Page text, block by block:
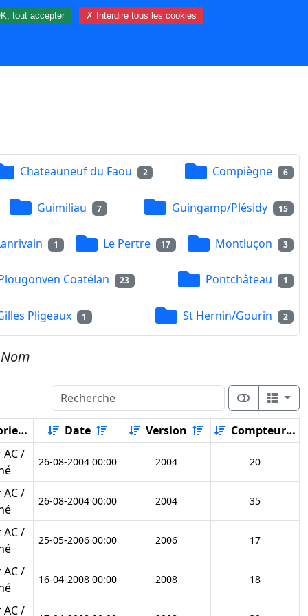
Chateauneuf du Faou 2 Compiègne 6
Guimiliau 7 Guingamp/Plésidy 15
1 Le Pertre 17 Montluçon 3
Coatélan 23 Pontchâteau 1
Pligeaux 1 St Hernin/Gourin 2
Nom
Date Version Compteur
/
26-08-2004 00:00 2004 20
/
26-08-2004 00:00 2004 35
/
25-05-2006 00:00 2006 17
/
16-04-2008 00:00 2008 18
/
tout accepter ✗ Interdire tous les cookies